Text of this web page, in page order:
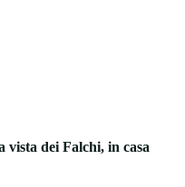
vista dei Falchi, in casa